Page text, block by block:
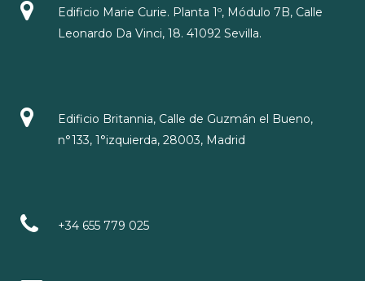
Edificio Marie Curie. Planta 1º, Módulo 7B, Calle
Leonardo Da Vinci, 18. 41092 Sevilla.
Edificio Britannia, Calle de Guzmán el Bueno,
n°133, 1°izquierda, 28003, Madrid
+34 655 779 025